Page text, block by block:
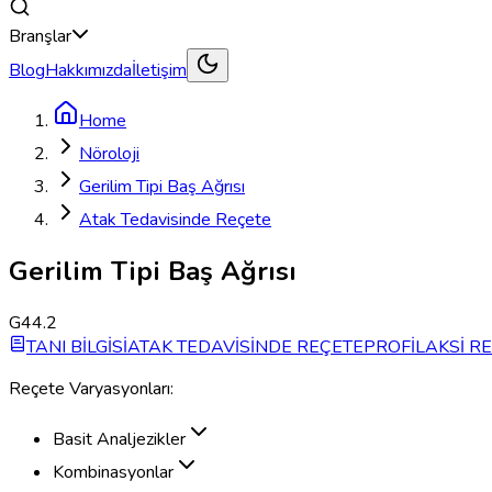
Branşlar
BlogHakkımızdaİletişim
Home
Nöroloji
Gerilim Tipi Baş Ağrısı
Atak Tedavisinde Reçete
Gerilim Tipi Baş Ağrısı
G44.2
TANI BİLGİSİATAK TEDAVİSİNDE REÇETEPROFİLAKSİ
Reçete Varyasyonları:
Basit Analjezikler
Kombinasyonlar